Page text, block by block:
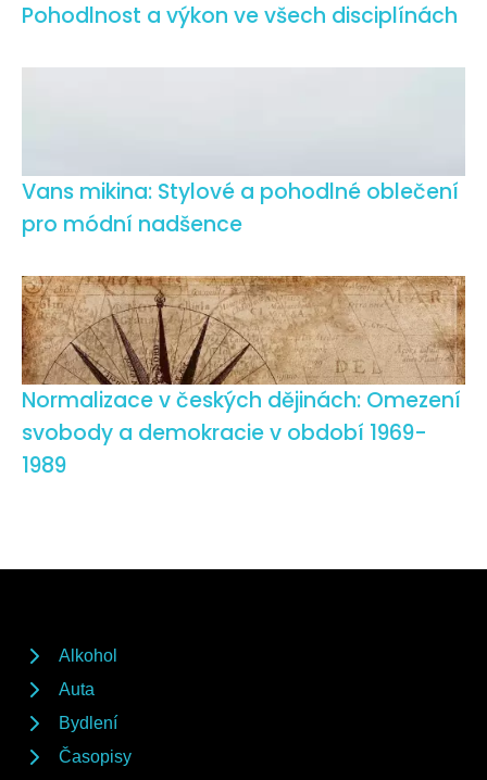
Pohodlnost a výkon ve všech disciplínách
Vans mikina: Stylové a pohodlné oblečení
pro módní nadšence
Normalizace v českých dějinách: Omezení
svobody a demokracie v období 1969-
1989
Alkohol
Auta
Bydlení
Časopisy